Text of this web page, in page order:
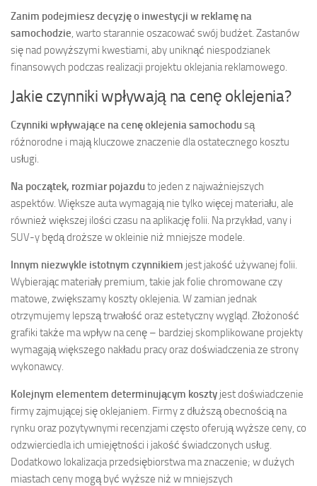
Zanim podejmiesz decyzję o inwestycji w reklamę na
samochodzie, warto starannie oszacować swój budżet. Zastanów
się nad powyższymi kwestiami, aby uniknąć niespodzianek
finansowych podczas realizacji projektu oklejania reklamowego.
Jakie czynniki wpływają na cenę oklejenia?
Czynniki wpływające na cenę oklejenia samochodusą
różnorodne i mają kluczowe znaczenie dla ostatecznego kosztu
usługi.
Na początek, rozmiar pojazduto jeden z najważniejszych
aspektów. Większe auta wymagają nie tylko więcej materiału, ale
również większej ilości czasu na aplikację folii. Na przykład, vany i
SUV-y będą droższe w okleinie niż mniejsze modele.
Innym niezwykle istotnym czynnikiem jest jakość używanej folii.
Wybierając materiały premium, takie jak folie chromowane czy
matowe, zwiększamy koszty oklejenia. W zamian jednak
otrzymujemy lepszą trwałość oraz estetyczny wygląd. Złożoność
grafiki także ma wpływ na cenę – bardziej skomplikowane projekty
wymagają większego nakładu pracy oraz doświadczenia ze strony
wykonawcy.
Kolejnym elementem determinującym koszty jest doświadczenie
firmy zajmującej się oklejaniem. Firmy z dłuższą obecnością na
rynku oraz pozytywnymi recenzjami często oferują wyższe ceny, co
odzwierciedla ich umiejętności i jakość świadczonych usług.
Dodatkowo lokalizacja przedsiębiorstwa ma znaczenie; w dużych
miastach ceny mogą być wyższe niż w mniejszych